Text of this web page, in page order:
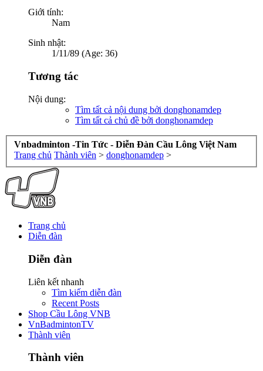
Giới tính:
Nam
Sinh nhật:
1/11/89 (Age: 36)
Tương tác
Nội dung:
Tìm tất cả nội dung bởi donghonamdep
Tìm tất cả chủ đề bởi donghonamdep
Vnbadminton -Tin Tức - Diễn Đàn Cầu Lông Việt Nam
Trang chủ Thành viên > donghonamdep >
Trang chủ
Diễn đàn
Diễn đàn
Liên kết nhanh
Tìm kiếm diễn đàn
Recent Posts
Shop Cầu Lông VNB
VnBadmintonTV
Thành viên
Thành viên